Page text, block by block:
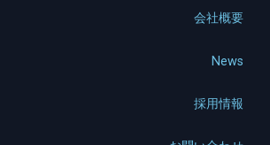
会社概要
News
採用情報